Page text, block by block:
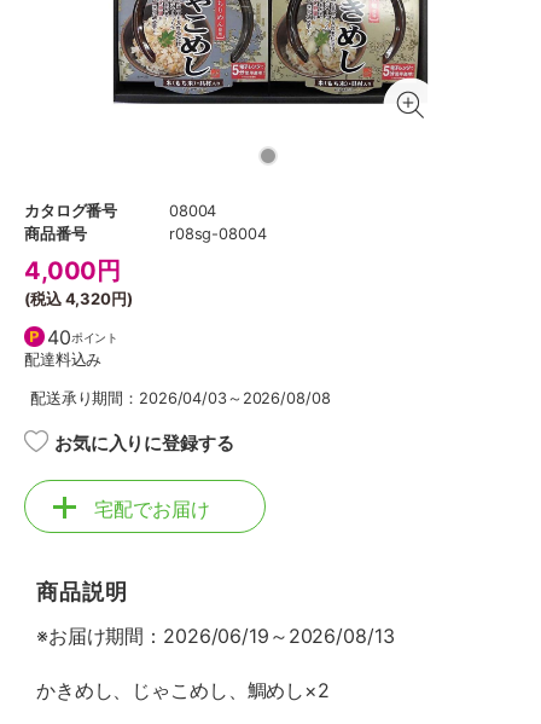
カタログ番号
08004
商品番号
r08sg-08004
4,000 円
(税込4,320円)
40ポイント
配達料込み
配送承り期間：2026/04/03～2026/08/08
お気に入りに登録する
宅配でお届け
商品説明
※お届け期間：2026/06/19～2026/08/13
かきめし、じゃこめし、鯛めし×2